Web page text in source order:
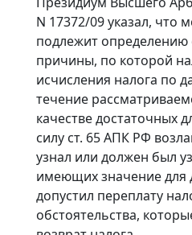
N 17372/09 указал, что
подлежит определению
причины, по которой
исчисления налога по
течение
качестве достаточных
силу ст. 65 АПК РФ
узнал или должен был
имеющих значение для
допустил переплату
обстоятельства,